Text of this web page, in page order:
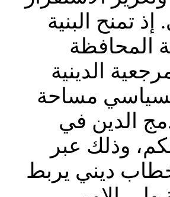
تمنح البنية
المحافظة
الدينية
مساحة
الدين في
وذلك عبر
ديني يربط